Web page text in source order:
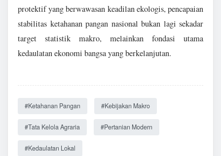
protektif yang berwawasan keadilan ekologis, pencapaian
stabilitas ketahanan pangan nasional bukan lagi sekadar
target statistik makro, melainkan fondasi utama
kedaulatan ekonomi bangsa yang berkelanjutan.
#Ketahanan Pangan #Kebijakan Makro
#Tata Kelola Agraria #Pertanian Modern
#Kedaulatan Lokal